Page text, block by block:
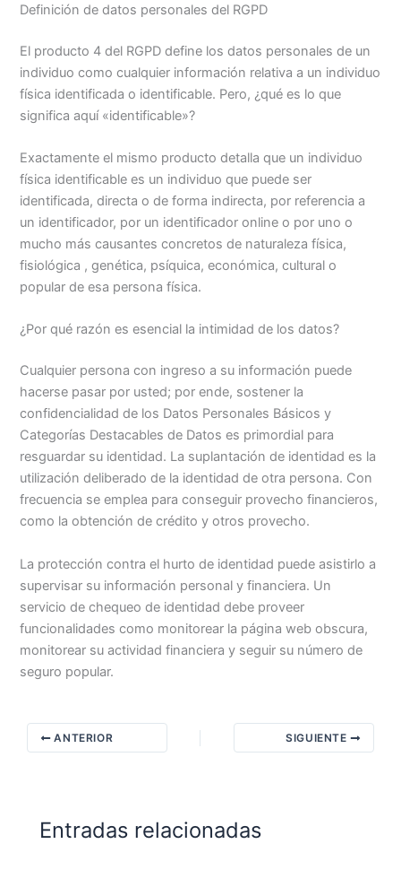
Definición de datos personales del RGPD
El producto 4 del RGPD define los datos personales de un
individuo como cualquier información relativa a un individuo
física identificada o identificable. Pero, ¿qué es lo que
significa aquí «identificable»?
Exactamente el mismo producto detalla que un individuo
física identificable es un individuo que puede ser
identificada, directa o de forma indirecta, por referencia a
un identificador, por un identificador online o por uno o
mucho más causantes concretos de naturaleza física,
fisiológica , genética, psíquica, económica, cultural o
popular de esa persona física.
¿Por qué razón es esencial la intimidad de los datos?
Cualquier persona con ingreso a su información puede
hacerse pasar por usted; por ende, sostener la
confidencialidad de los Datos Personales Básicos y
Categorías Destacables de Datos es primordial para
resguardar su identidad. La suplantación de identidad es la
utilización deliberado de la identidad de otra persona. Con
frecuencia se emplea para conseguir provecho financieros,
como la obtención de crédito y otros provecho.
La protección contra el hurto de identidad puede asistirlo a
supervisar su información personal y financiera. Un
servicio de chequeo de identidad debe proveer
funcionalidades como monitorear la página web obscura,
monitorear su actividad financiera y seguir su número de
seguro popular.
ANTERIOR SIGUIENTE
Entradas relacionadas